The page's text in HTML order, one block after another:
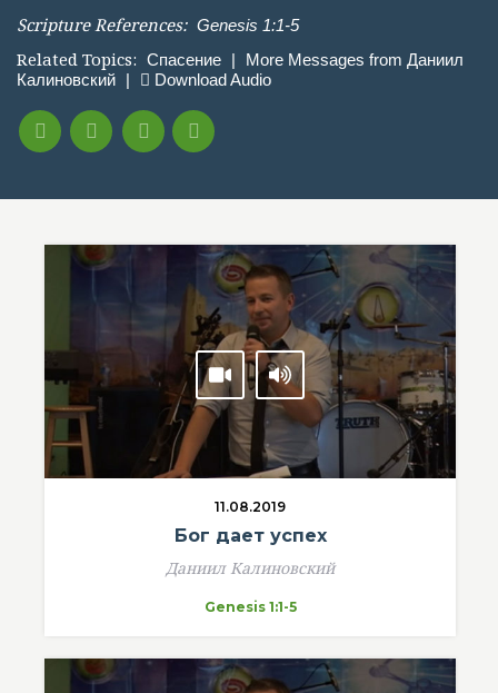
Scripture References: Genesis 1:1-5
Related Topics: Спасение |
More Messages from Даниил
Калиновский | Download Audio
11.08.2019
Бог дает успех
Даниил Калиновский
Genesis 1:1-5